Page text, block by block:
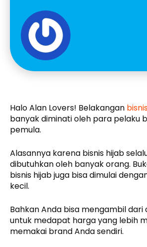
Halo Alan Lovers! Belakangan
banyak diminati oleh para pelaku
pemula.
Alasannya karena bisnis hijab
dibutuhkan oleh banyak orang.
bisnis hijab juga bisa dimulai
kecil.
Bahkan Anda bisa mengambil
untuk medapat harga yang lebih
memakai brand Anda sendiri.